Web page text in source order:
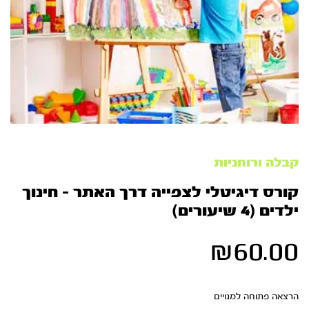
קבלה ורוחניות
קורס דיגיטלי לצפייה דרך האתר – חינוך
ילדים (4 שיעורים)
₪60.00
הרצאה פתוחה למנויים